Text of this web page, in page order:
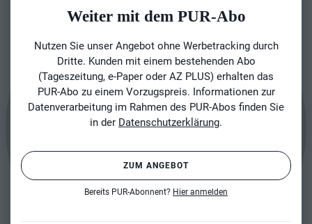
Weiter mit dem PUR-Abo
Nutzen Sie unser Angebot ohne Werbetracking durch
Dritte. Kunden mit einem bestehenden Abo
(Tageszeitung, e-Paper oder AZ PLUS) erhalten das
PUR-Abo zu einem Vorzugspreis. Informationen zur
Datenverarbeitung im Rahmen des PUR-Abos finden Sie
in der Datenschutzerklärung.
ZUM ANGEBOT
Bereits PUR-Abonnent? Hier anmelden